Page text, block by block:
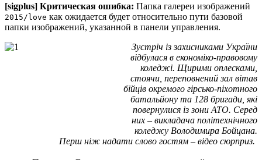
[sigplus] Критическая ошибка: Папка галереи изображений
2015/love как ожидается будет относительно пути базовой
папки изображений, указанной в панели управления.
Зустріч із захисниками України
відбулася в економіко-правовому
коледжі. Щирими оплесками,
стоячи, переповнений зал вітав
бійців окремого гірсько-піхотного
батальйону та 128 бригади, які
повернулися із зони АТО. Серед
них – викладача політехнічного
коледжу Володимира Бойцана.
Перш ніж надати слово гостям – відео сюрприз.